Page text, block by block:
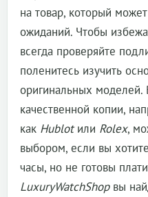
на товар, который
ожиданий. Чтобы
всегда проверяйте
поленитесь изучить
оригинальных моделей.
качественной копии,
как Hublotили Rolex,
выбором, если вы
часы, но не готовы
LuxuryWatchShopвы